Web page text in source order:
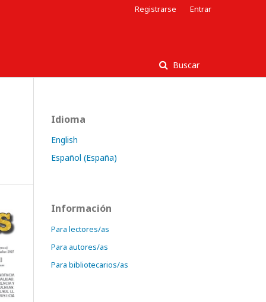
Buscar
Registrarse Entrar
Idioma
English
Español (España)
Información
Para lectores/as
Para autores/as
Para bibliotecarios/as